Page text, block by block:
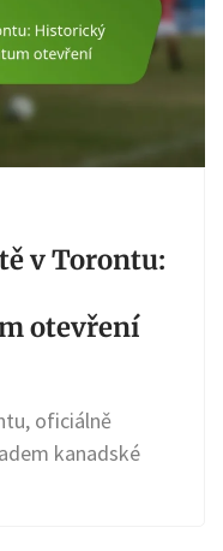
v Torontu:
otevření
oficiálně
kanadské